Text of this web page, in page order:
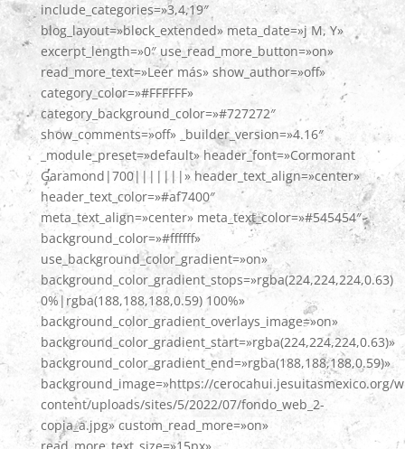
include_categories=»3,4,19″
blog_layout=»block_extended» meta_date=»j M, Y»
excerpt_length=»0″ use_read_more_button=»on»
read_more_text=»Leer más» show_author=»off»
category_color=»#FFFFFF»
category_background_color=»#727272″
show_comments=»off» _builder_version=»4.16″
_module_preset=»default» header_font=»Cormorant
Garamond|700|||||||» header_text_align=»center»
header_text_color=»#af7400″
meta_text_align=»center» meta_text_color=»#545454″
background_color=»#ffffff»
use_background_color_gradient=»on»
background_color_gradient_stops=»rgba(224,224,224,0.63)
0%|rgba(188,188,188,0.59) 100%»
background_color_gradient_overlays_image=»on»
background_color_gradient_start=»rgba(224,224,224,0.63)»
background_color_gradient_end=»rgba(188,188,188,0.59)»
background_image=»https://cerocahui.jesuitasmexico.org/
content/uploads/sites/5/2022/07/fondo_web_2-
copia_a.jpg» custom_read_more=»on»